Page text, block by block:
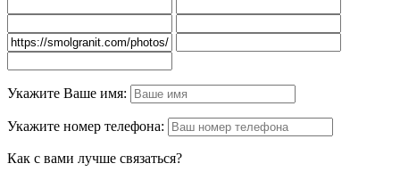
Укажите Ваше имя:
Укажите номер телефона:
Как с вами лучше связаться?